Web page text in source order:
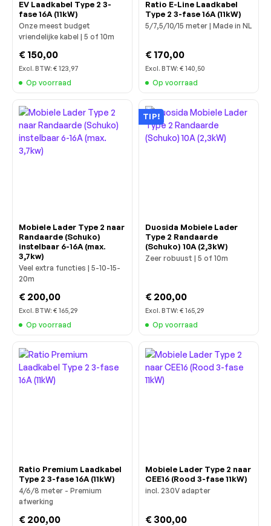
EV Laadkabel Type 2 3-
fase 16A (11kW)
Onze meest budget
vriendelijke kabel | 5 of 10m
€ 150,00
Excl. BTW: € 123,97
Op voorraad
Ratio E-Line Laadkabel
Type 2 3-fase 16A (11kW)
5/7,5/10/15 meter | Made in NL
€ 170,00
Excl. BTW: € 140,50
Op voorraad
Mobiele Lader Type 2 naar
Randaarde (Schuko)
instelbaar 6-16A (max.
3,7kw)
Veel extra functies | 5-10-15-
20m
€ 200,00
Excl. BTW: € 165,29
Op voorraad
TIP!
Duosida Mobiele Lader
Type 2 Randaarde
(Schuko) 10A (2,3kW)
Zeer robuust | 5 of 10m
€ 200,00
Excl. BTW: € 165,29
Op voorraad
Ratio Premium Laadkabel
Type 2 3-fase 16A (11kW)
4/6/8 meter - Premium
afwerking
€ 200,00
Mobiele Lader Type 2 naar
CEE16 (Rood 3-fase 11kW)
incl. 230V adapter
€ 300,00